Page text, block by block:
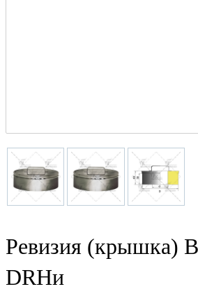
Ревизия (крышка)
DRHи